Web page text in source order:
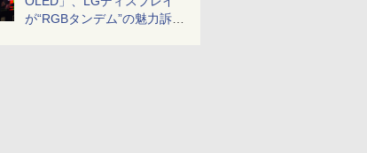
が“RGBタンデム”の魅力訴